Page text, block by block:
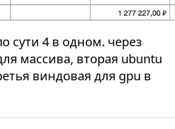
сути 4 в одном. через
массива, вторая ubuntu
виндовая для gpu в